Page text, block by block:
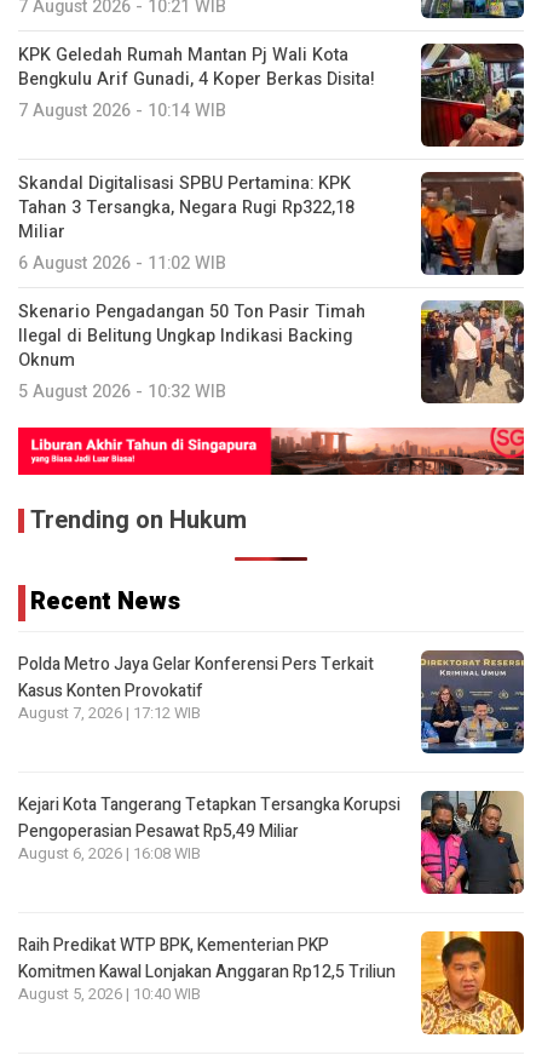
7 August 2026 - 10:21 WIB
KPK Geledah Rumah Mantan Pj Wali Kota
Bengkulu Arif Gunadi, 4 Koper Berkas Disita!
7 August 2026 - 10:14 WIB
Skandal Digitalisasi SPBU Pertamina: KPK
Tahan 3 Tersangka, Negara Rugi Rp322,18
Miliar
6 August 2026 - 11:02 WIB
Skenario Pengadangan 50 Ton Pasir Timah
Ilegal di Belitung Ungkap Indikasi Backing
Oknum
5 August 2026 - 10:32 WIB
Trending on Hukum
Recent News
Polda Metro Jaya Gelar Konferensi Pers Terkait
Kasus Konten Provokatif
August 7, 2026 | 17:12 WIB
Kejari Kota Tangerang Tetapkan Tersangka Korupsi
Pengoperasian Pesawat Rp5,49 Miliar
August 6, 2026 | 16:08 WIB
Raih Predikat WTP BPK, Kementerian PKP
Komitmen Kawal Lonjakan Anggaran Rp12,5 Triliun
August 5, 2026 | 10:40 WIB